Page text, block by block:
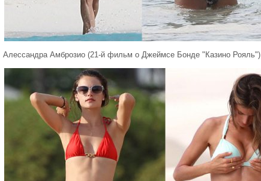
Алессандра Амброзио (21-й фильм о Джеймсе Бонде "Казино Рояль")